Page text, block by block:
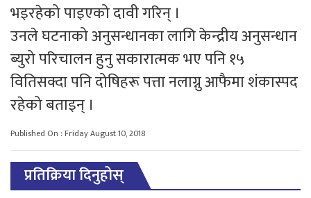
भइरहेको पाइएको दावी गरिन् ।
उनले घटनाको अनुसन्धानका लागि केन्द्रीय अनुसन्धान
ब्युरो परिचालन हुनु सकारात्मक भए पनि १५
वितिसक्दा पनि दोषिहरू पत्ता नलाग्नु आफैमा शंकास्पद
रहेको बताइन् ।
Published On : Friday August 10, 2018
प्रतिक्रिया दिनुहोस्